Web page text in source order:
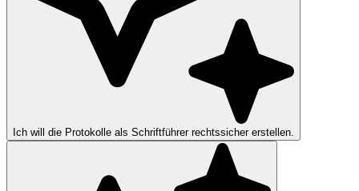
Ich will die Protokolle als Schriftführer rechtssicher erstellen.